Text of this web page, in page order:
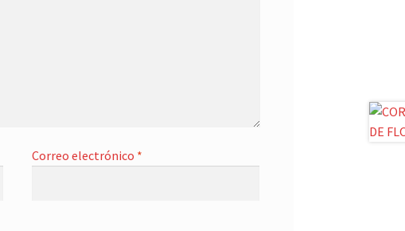
Correo electrónico *